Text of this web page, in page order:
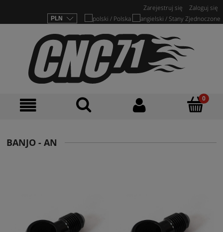
Zarejestruj się Zaloguj się
BANJO - AN